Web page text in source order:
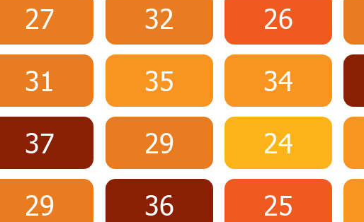
27 32 26
31 35 34
37 29 24
29 36 25